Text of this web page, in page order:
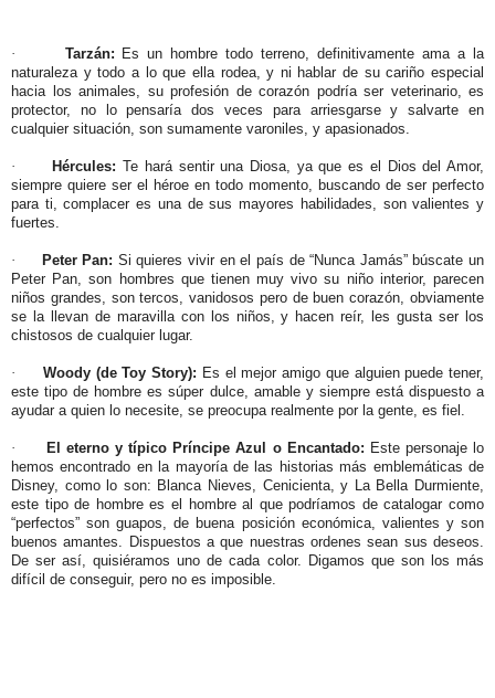
· Tarzán: Es un hombre todo terreno, definitivamente ama a la
naturaleza y todo a lo que ella rodea, y ni hablar de su cariño especial
hacia los animales, su profesión de corazón podría ser veterinario, es
protector, no lo pensaría dos veces para arriesgarse y salvarte en
cualquier situación, son sumamente varoniles, y apasionados.
· Hércules: Te hará sentir una Diosa, ya que es el Dios del Amor,
siempre quiere ser el héroe en todo momento, buscando de ser perfecto
para ti, complacer es una de sus mayores habilidades, son valientes y
fuertes.
· Peter Pan: Si quieres vivir en el país de “Nunca Jamás” búscate un
Peter Pan, son hombres que tienen muy vivo su niño interior, parecen
niños grandes, son tercos, vanidosos pero de buen corazón, obviamente
se la llevan de maravilla con los niños, y hacen reír, les gusta ser los
chistosos de cualquier lugar.
· Woody (de Toy Story): Es el mejor amigo que alguien puede tener,
este tipo de hombre es súper dulce, amable y siempre está dispuesto a
ayudar a quien lo necesite, se preocupa realmente por la gente, es fiel.
· El eterno y típico Príncipe Azul o Encantado: Este personaje lo
hemos encontrado en la mayoría de las historias más emblemáticas de
Disney, como lo son: Blanca Nieves, Cenicienta, y La Bella Durmiente,
este tipo de hombre es el hombre al que podríamos de catalogar como
“perfectos” son guapos, de buena posición económica, valientes y son
buenos amantes. Dispuestos a que nuestras ordenes sean sus deseos.
De ser así, quisiéramos uno de cada color. Digamos que son los más
difícil de conseguir, pero no es imposible.